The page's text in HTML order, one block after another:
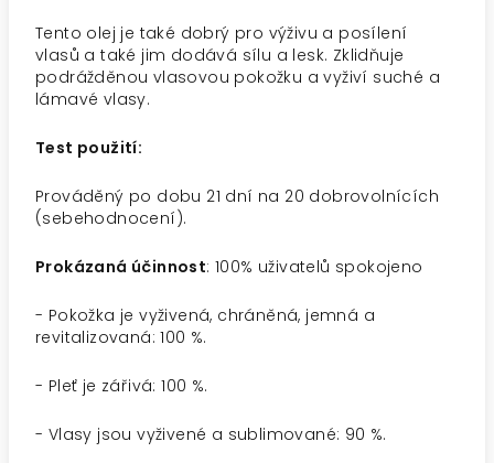
Tento olej je také dobrý pro výživu a posílení
vlasů a také jim dodává sílu a lesk. Zklidňuje
podrážděnou vlasovou pokožku a vyživí suché a
lámavé vlasy.
Test použití:
Prováděný po dobu 21 dní na 20 dobrovolnících
(sebehodnocení).
Prokázaná účinnost: 100% uživatelů spokojeno
- Pokožka je vyživená, chráněná, jemná a
revitalizovaná: 100 %.
- Pleť je zářivá: 100 %.
- Vlasy jsou vyživené a sublimované: 90 %.